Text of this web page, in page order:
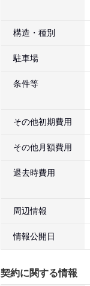
構造・種別
駐車場
条件等
その他初期費用
その他月額費用
退去時費用
周辺情報
情報公開日
契約に関する情報